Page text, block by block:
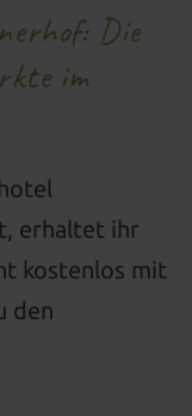
CO² neutral
Familie
Die
im
erhaltet ihr
kostenlos mit
den